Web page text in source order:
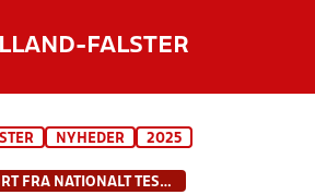
FALSTER
NYHEDER
2025
FØRSTE DELRAPPORT FRA NATIONALT TESTPROGRAM FOR ALTERNATIVE KUNSTGRÆSBANER ER KLAR